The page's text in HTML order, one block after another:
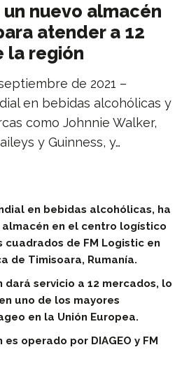
un nuevo almacén
atender a 12
la región
de 2021 –
en bebidas alcohólicas y
como Johnnie Walker,
y Guinness, y…
en bebidas alcohólicas, ha
en el centro logístico
cuadrados de FM Logistic en
de Timisoara, Rumanía.
dará servicio a 12 mercados, lo
uno de los mayores
en la Unión Europea.
operado por DIAGEO y FM